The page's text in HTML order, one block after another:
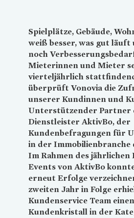
Spielplätze, Gebäude,
weiß besser, was gut läuft
noch
Mieterinnen und Mieter
vierteljährlich
überprüft Vonovia die
unserer Kundinnen und
Unterstützender Partner
Dienstleister AktivBo, der
Kundenbefragungen für
in der
Im Rahmen des jährlichen
Events von AktivBo
erneut Erfolge
zweiten Jahr in Folge
Kundenservice Team einen
Kundenkristall in der